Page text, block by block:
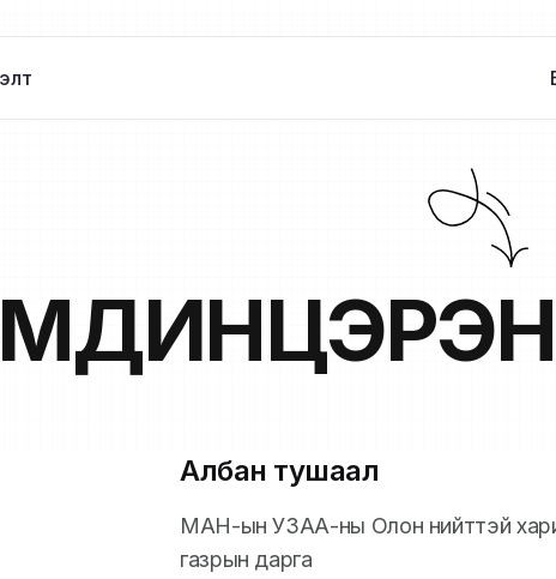
Албан тушаал
МАН-ын УЗАА-ны Олон нийттэй
газрын дарга